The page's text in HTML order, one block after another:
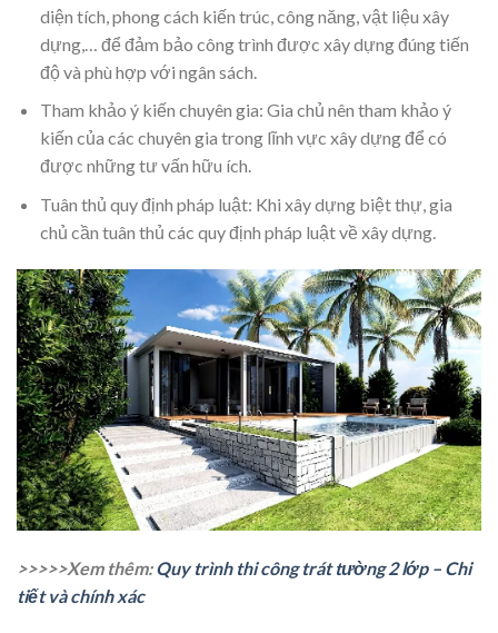
diện tích, phong cách kiến trúc, công năng, vật liệu xây
dựng,… để đảm bảo công trình được xây dựng đúng tiến
độ và phù hợp với ngân sách.
Tham khảo ý kiến chuyên gia: Gia chủ nên tham khảo ý
kiến của các chuyên gia trong lĩnh vực xây dựng để có
được những tư vấn hữu ích.
Tuân thủ quy định pháp luật: Khi xây dựng biệt thự, gia
chủ cần tuân thủ các quy định pháp luật về xây dựng.
>>>>>Xem thêm:Quy trình thi công trát tường 2 lớp – Chi
tiết và chính xác